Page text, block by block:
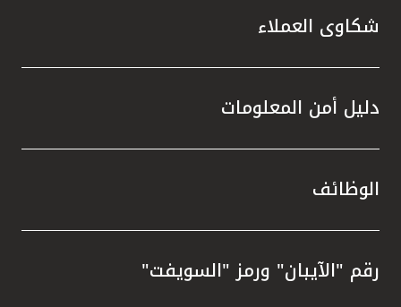
شكاوى العملاء
دليل أمن المعلومات
الوظائف
رقم "الآيبان" ورمز "السويفت"